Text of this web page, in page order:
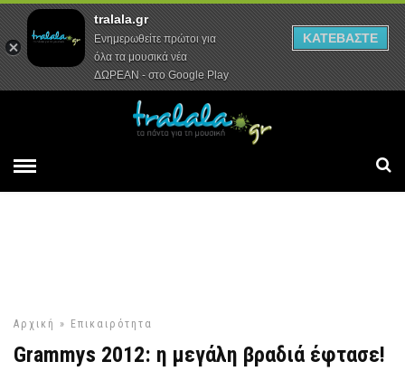
Αρχική Συνεντεύξεις Ρεπορτάζ
Αρχική » Επικαιρότητα
Grammys 2012: η μεγάλη βραδιά έφτασε!
tralala.gr
Ενημερωθείτε πρώτοι για
όλα τα μουσικά νέα
ΔΩΡΕΑΝ - στο Google Play
ΚΑΤΕΒΑΣΤΕ